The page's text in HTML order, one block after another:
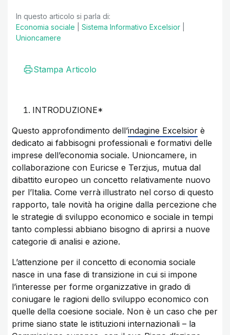
In questo articolo si parla di:
Economia sociale
Sistema Informativo Excelsior
Unioncamere
Stampa Articolo
INTRODUZIONE*
Questo approfondimento dell’indagine Excelsior è
dedicato ai fabbisogni professionali e formativi delle
imprese dell’economia sociale. Unioncamere, in
collaborazione con Euricse e Terzjus, mutua dal
dibattito europeo un concetto relativamente nuovo
per l’Italia. Come verrà illustrato nel corso di questo
rapporto, tale novità ha origine dalla percezione che
le strategie di sviluppo economico e sociale in tempi
tanto complessi abbiano bisogno di aprirsi a nuove
categorie di analisi e azione.
L’attenzione per il concetto di economia sociale
nasce in una fase di transizione in cui si impone
l’interesse per forme organizzative in grado di
coniugare le ragioni dello sviluppo economico con
quelle della coesione sociale. Non è un caso che per
prime siano state le istituzioni internazionali – la